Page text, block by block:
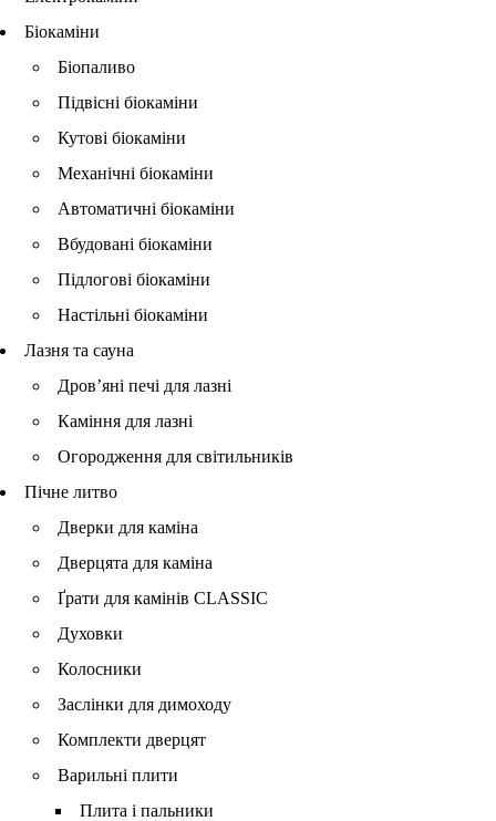
Біокаміни
Біопаливо
Підвісні біокаміни
Кутові біокаміни
Механічні біокаміни
Автоматичні біокаміни
Вбудовані біокаміни
Підлогові біокаміни
Настільні біокаміни
Лазня та сауна
Дров’яні печі для лазні
Каміння для лазні
Огородження для світильників
Пічне литво
Дверки для каміна
Дверцята для каміна
Ґрати для камінів CLASSIC
Духовки
Колосники
Заслінки для димоходу
Комплекти дверцят
Варильні плити
Плита і пальники